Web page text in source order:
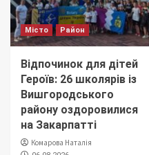
Місто Район
Відпочинок для дітей
Героїв: 26 школярів із
Вишгородського
району оздоровилися
на Закарпатті
Комарова Наталія